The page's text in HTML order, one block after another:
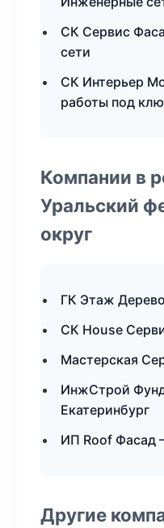
СК Сервис
сети
СК Интерьер
работы под
Компании в
Уральский
округ
ГК Этаж
СК House
Мастерская
ИнжСтрой
Екатеринбург
ИП Roof Фасад
Другие